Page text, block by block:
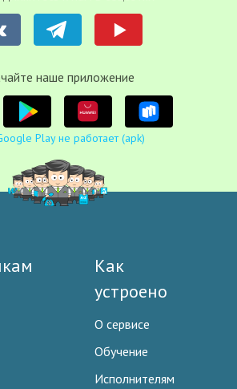
наше приложение
Play не работает (apk)
Как
устроено
О сервисе
Обучение
Исполнителям